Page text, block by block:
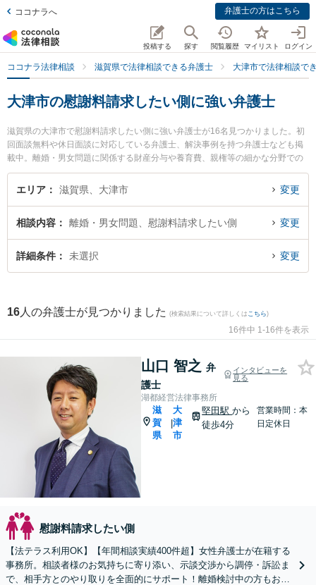
ココナラへ 弁護士の方はこちら
投稿する 探す 閲覧履歴 マイリスト ログイン
ココナラ法律相談 滋賀県で法律相談できる弁護士 大津市で法律相談で
大津市の慰謝料請求したい側に強い弁護士
滋賀県の大津市で慰謝料請求したい側に強い弁護士が16名見つかりました。初
回面談無料や休日面談に対応している弁護士、解決事例を持つ弁護士なども掲
載中。離婚・男女問題に関係する財産分与や養育費、親権等の細かな分野での
絞り込み検索もでき便利です。特に湖都経営法律事務所の山口 智之弁護士や湖
都経営法律事務所の宮本 向日葵弁護士、東京スタートアップ法律事務所 滋賀大
津支店の菅井 勇人弁護士のプロフィール情報や弁護士費用、強みなどが注目さ
を今すぐに弁護士に相談したい』『慰謝料請求したい側のトラブル解決の実績
豊富な近くの弁護士を検索したい』『初回相談無料で慰謝料請求したい側を法
律相談できる大津市内の弁護士に相談予約したい』などでお困りの相談者さん
エリア 滋賀県、大津市 変更
相談内容 離婚・男女問題、慰謝料請求したい側 変更
詳細条件 未選択 変更
16 人の弁護士が見つかりました (検索結果について詳しくは こちら)
16件中 1-16件を表示
山口 智之 弁
護士
インタビューを
見る
湖都経営法律事務所
滋
賀
県
|
大
津
市
堅田駅から
徒歩4分
営業時間：本
日定休日
慰謝料請求したい側
【法テラス利用OK】【年間相談実績400件超】女性弁護士が在籍する
事務所。相談者様のお気持ちに寄り添い、示談交渉から調停・訴訟ま
で、相手方とのやり取りを全面的にサポート！離婚検討中の方もお気